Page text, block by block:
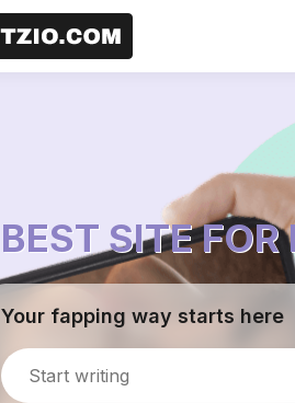
BEST SITE FOR
Your fapping way starts here